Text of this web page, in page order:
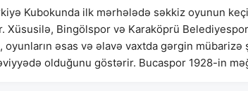
Kubokunda ilk mərhələdə səkkiz oyunun
Xüsusilə, Bingölspor və Karaköprü
oyunların əsas və əlavə vaxtda gərgin
olduğunu göstərir. Bucaspor 1928-in